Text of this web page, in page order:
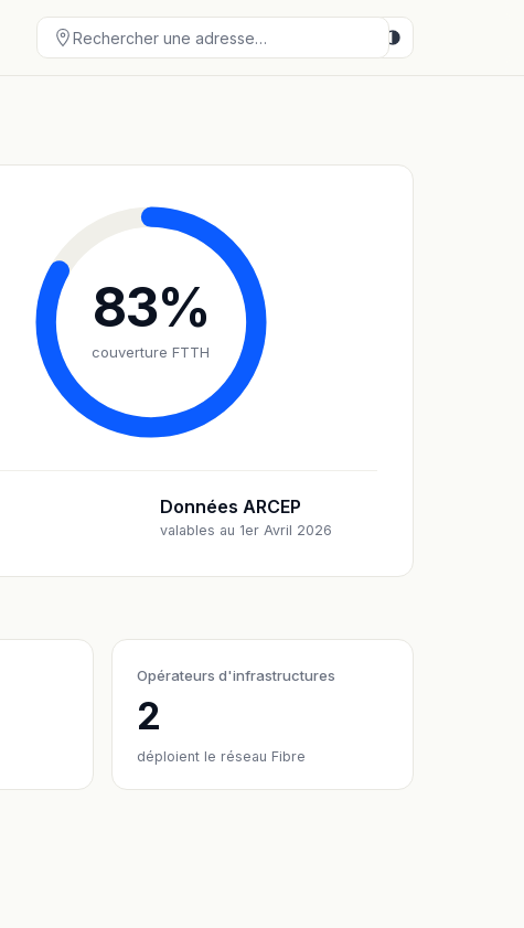
83%
couverture FTTH
Données ARCEP
valables au 1er Avril 2026
Opérateurs d'infrastructures
2
déploient le réseau Fibre